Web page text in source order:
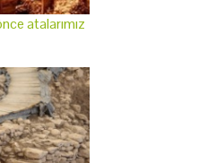
atalarımız